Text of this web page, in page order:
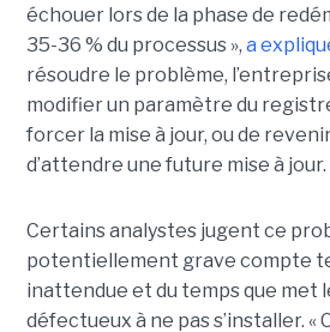
échouer lors de la phase de
35-36 % du processus », a
résoudre le problème,
modifier un paramètre du
forcer la mise à jour, ou de
d’attendre une future mise à jour.
Certains analystes jugent ce
potentiellement grave compte
inattendue et du temps que met
défectueux à ne pas s’installer. «